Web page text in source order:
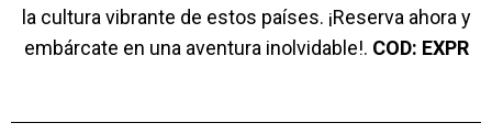
la cultura vibrante de estos países. ¡Reserva ahora y
embárcate en una aventura inolvidable!. COD: EXPR